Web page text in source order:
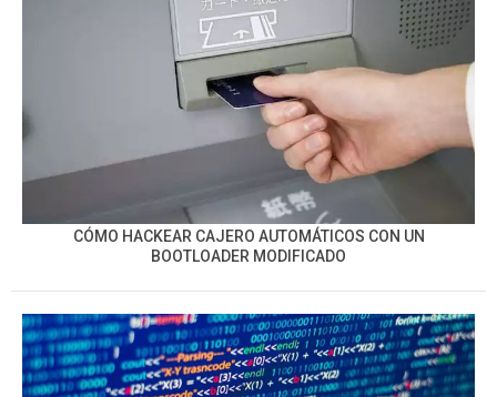
CÓMO HACKEAR CAJERO AUTOMÁTICOS CON UN
BOOTLOADER MODIFICADO